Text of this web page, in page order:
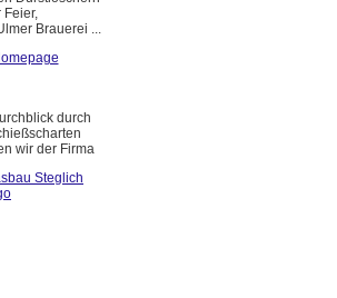
Feier,
Brauerei ...
durch
wir der Firma